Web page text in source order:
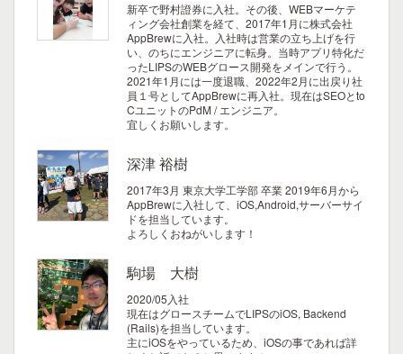
新卒で野村證券に入社。その後、WEBマーケテ
ィング会社創業を経て、2017年1月に株式会社
AppBrewに入社。入社時は営業の立ち上げを行
い、のちにエンジニアに転身。当時アプリ特化だ
ったLIPSのWEBグロース開発をメインで行う。
2021年1月には一度退職、2022年2月に出戻り社
員１号としてAppBrewに再入社。現在はSEOとto
CユニットのPdM / エンジニア。
宜しくお願いします。
深津 裕樹
2017年3月 東京大学工学部 卒業2019年6月から
AppBrewに入社して、iOS,Android,サーバーサイ
ドを担当しています。
よろしくおねがいします！
駒場 大樹
2020/05入社
現在はグロースチームでLIPSのiOS, Backend
(Rails)を担当しています。
主にiOSをやっているため、iOSの事であれば詳